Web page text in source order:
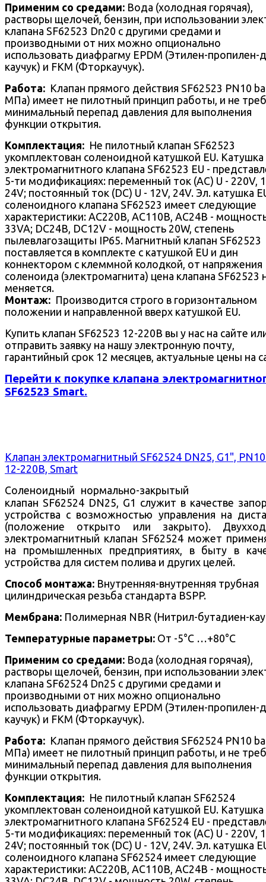
Применим со средами: Вода (холодная горячая),
растворы щелочей, бензин, при использовании
клапана SF62523 Dn20 с другими средами и
производными от них можно опционально
использовать диафрагму EPDM (Этилен-пропилен-
каучук) и FKM (Фторкаучук).
Работа: Клапан прямого действия SF62523 PN10
МПа) имеет не пилотный принцип работы, и не
минимальный перепад давления для выполнения
функции открытия.
Комплектация: Не пилотный клапан SF62523
укомплектован соленоидной катушкой EU. Катушка
электромагнитного клапана SF62523 EU -
5-ти модификациях: переменный ток (AC) U - 220V,
24V; постоянный ток (DC) U - 12V, 24V. Эл. катушка
соленоидного клапана SF62523 имеет следующие
характеристики: AC220В, AC110В, AC24В -
33VA; DC24В, DC12V - мощность 20W, степень
пылевлагозащиты IP65. Магнитный клапан SF62523
поставляется в комплекте с катушкой EU и дин
коннектором с клеммной колодкой, от напряжения
соленоида (электромагнита) цена клапана SF62523
меняется.
Монтаж: Производится строго в горизонтальном
положении и направленной вверх катушкой EU.
Купить клапан SF62523 12-220В вы у нас на сайте
отправить заявку на нашу электронную почту,
гарантийный срок 12 месяцев, актуальные цены на
Перейти к покупке клапана
SF62523 Smart.
Клапан электромагнитный SF62524 DN25, G1",
12-220В, Smart
Соленоидный нормально-закрытый
клапан SF62524 DN25, G1 служит в качестве
устройства с возможностью управления на
(положение открыто или закрыто).
электромагнитный клапан SF62524 может
на промышленных предприятиях, в быту в
устройства для систем полива и других целей.
Способ монтажа: Внутренняя-внутренняя трубная
цилиндрическая резьба стандарта BSPP.
Мембрана: Полимерная NBR (Нитрил-бутадиен-
Температурные параметры: От -5°С …+80°С
Применим со средами: Вода (холодная горячая),
растворы щелочей, бензин, при использовании
клапана SF62524 Dn25 с другими средами и
производными от них можно опционально
использовать диафрагму EPDM (Этилен-пропилен-
каучук) и FKM (Фторкаучук).
Работа: Клапан прямого действия SF62524 PN10
МПа) имеет не пилотный принцип работы, и не
минимальный перепад давления для выполнения
функции открытия.
Комплектация: Не пилотный клапан SF62524
укомплектован соленоидной катушкой EU. Катушка
электромагнитного клапана SF62524 EU -
5-ти модификациях: переменный ток (AC) U - 220V,
24V; постоянный ток (DC) U - 12V, 24V. Эл. катушка
соленоидного клапана SF62524 имеет следующие
характеристики: AC220В, AC110В, AC24В -